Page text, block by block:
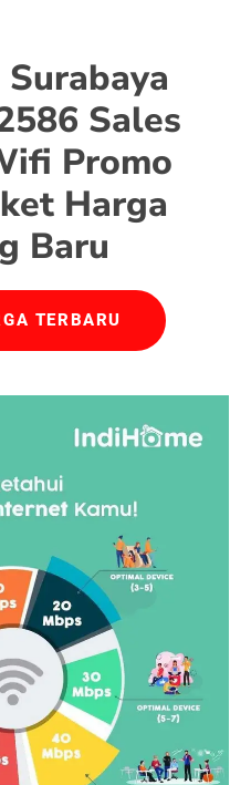
Sales
Promo
Harga
Baru
TERBARU